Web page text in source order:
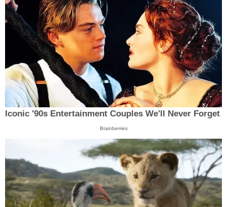
Iconic '90s Entertainment Couples We'll Never Forget
Brainberries